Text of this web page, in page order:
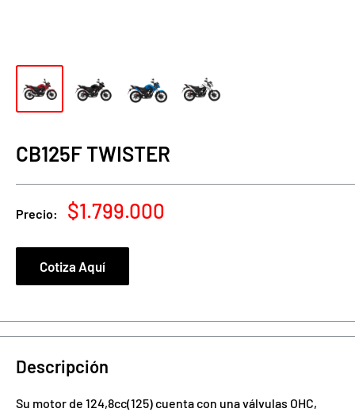
CB125F TWISTER
Precio:
Precio
venta
$1.799.000
Cotiza Aquí
Descripción
Su motor de 124,8cc(125) cuenta con una válvulas OHC,